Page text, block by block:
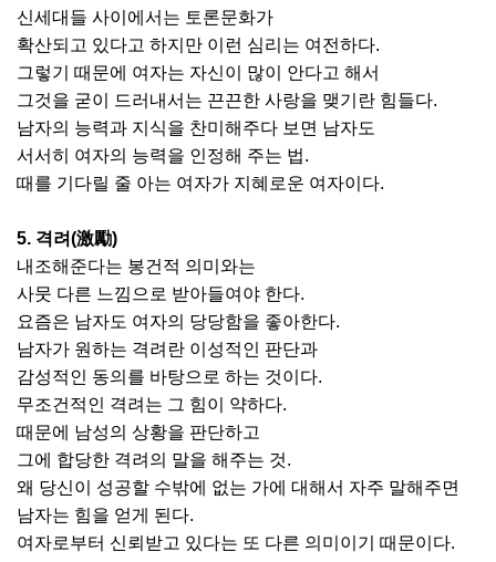
신세대들 사이에서는 토론문화가
확산되고 있다고 하지만 이런 심리는 여전하다.
그렇기 때문에 여자는 자신이 많이 안다고 해서
그것을 굳이 드러내서는 끈끈한 사랑을 맺기란 힘들다.
남자의 능력과 지식을 찬미해주다 보면 남자도
서서히 여자의 능력을 인정해 주는 법.
때를 기다릴 줄 아는 여자가 지혜로운 여자이다.
5. 격려(激勵)
내조해준다는 봉건적 의미와는
사뭇 다른 느낌으로 받아들여야 한다.
요즘은 남자도 여자의 당당함을 좋아한다.
남자가 원하는 격려란 이성적인 판단과
감성적인 동의를 바탕으로 하는 것이다.
무조건적인 격려는 그 힘이 약하다.
때문에 남성의 상황을 판단하고
그에 합당한 격려의 말을 해주는 것.
왜 당신이 성공할 수밖에 없는 가에 대해서 자주 말해주면
남자는 힘을 얻게 된다.
여자로부터 신뢰받고 있다는 또 다른 의미이기 때문이다.